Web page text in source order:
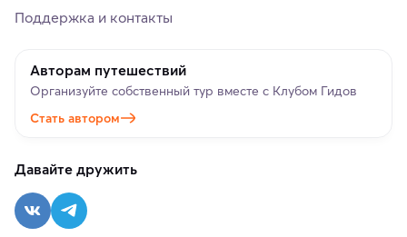
Поддержка и контакты
Авторам путешествий
Организуйте собственный тур вместе с Клубом Гидов
Стать автором
Давайте дружить